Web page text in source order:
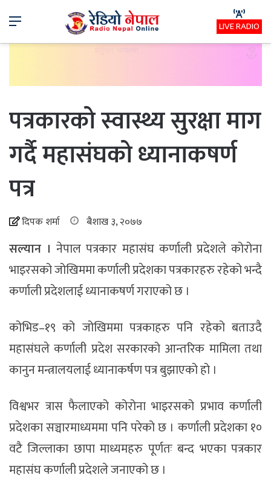
Menu LIVE RADIO
पत्रकारको स्वास्थ्य सुरक्षा माग
गर्दै महासंघको ध्यानाकषर्ण
पत्र
दिपक शर्मा बैशाख ३, २०७७
सल्यान । नेपाल पत्रकार महासंघ कर्णाली प्रदेशले कोरोना
भाइरसको जोखिममा कर्णाली प्रदेशका पत्रकारहरु रहेको भन्दै
कर्णाली प्रदेशलाई ध्यानाकषर्ण गराएको छ ।
कोभिड–१९ को जोखिममा पत्रकाहरु पनि रहेको बताउदै
महासंघले कर्णाली प्रदेश सरकारको आन्तरिक मामिला तथा
कानुन मन्त्रालयलाई ध्यानाकर्षण पत्र बुझाएको हो ।
विश्वभर त्रास फैलाएको कोरोना भाइरसको प्रभाव कर्णाली
प्रदेशका सञ्चारमाध्यममा पनि परेको छ । कर्णाली प्रदेशका १०
वटै जिल्लाका छापा माध्यमहरु पूर्णतः बन्द भएका पत्रकार
महासंघ कर्णाली प्रदेशले जनाएको छ ।